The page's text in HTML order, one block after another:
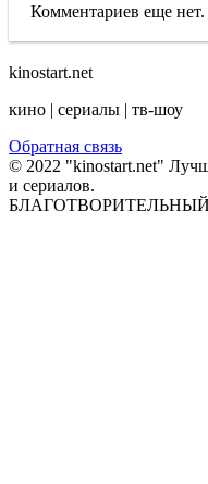
Комментариев еще
kinostart.net
кино | сериалы | тв-шоу
Обратная связь
© 2022 "kinostart.net"
и сериалов.